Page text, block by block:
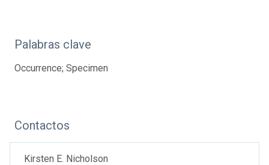
Palabras clave
Occurrence; Specimen
Contactos
Kirsten E. Nicholson